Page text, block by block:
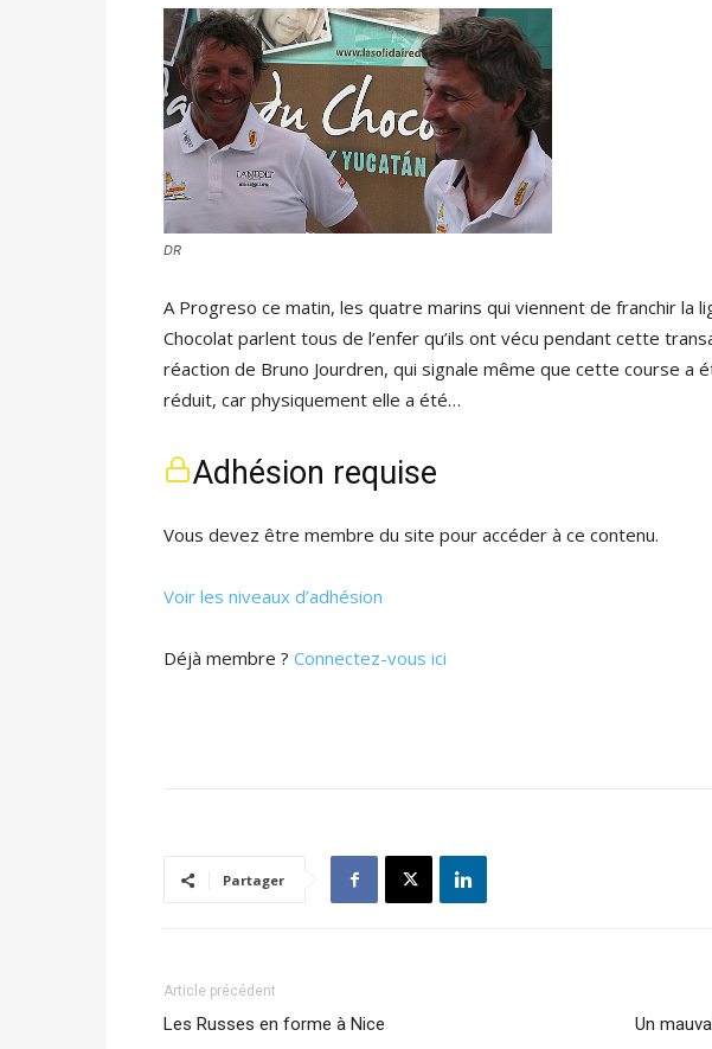
DR
A Progreso ce matin, les quatre marins qui viennent de franchir la
Chocolat parlent tous de l’enfer qu’ils ont vécu pendant cette
réaction de Bruno Jourdren, qui signale même que cette course a
réduit, car physiquement elle a été…
Adhésion requise
Vous devez être membre du site pour accéder à ce contenu.
Voir les niveaux d’adhésion
Déjà membre ? Connectez-vous ici
Partager
Article précédent
Les Russes en forme à Nice Un